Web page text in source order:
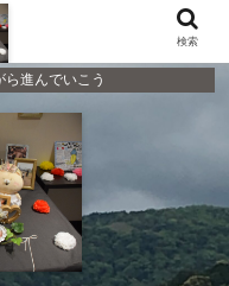
進んでいこう
検索